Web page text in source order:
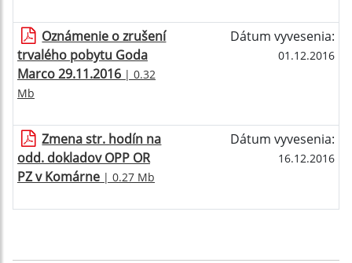
Oznámenie o zrušení
trvalého pobytu Goda
Marco 29.11.2016 | 0.32
Mb
Dátum vyvesenia:
01.12.2016
Zmena str. hodín na
odd. dokladov OPP OR
PZ v Komárne | 0.27 Mb
Dátum vyvesenia:
16.12.2016